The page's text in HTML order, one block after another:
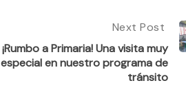
Next
Post:
¡Rumbo
Next Post
¡Rumbo a Primaria! Una visita muy
especial en nuestro programa de
tránsito